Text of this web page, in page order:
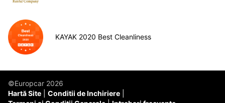
KAYAK 2020 Best Cleanliness
©Europcar 2026
Hartă Site
Conditii de Inchiriere